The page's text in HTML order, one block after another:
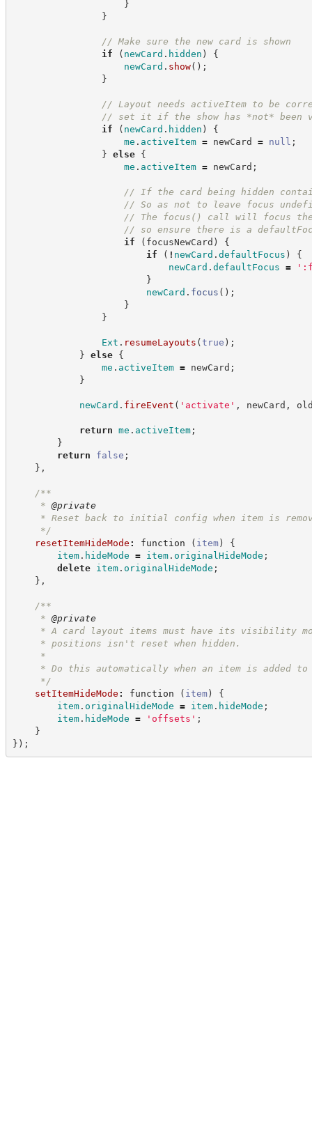
}
}
// Make sure the new card is shown
if
( newCard . hidden )
{
newCard . show( ) ;
}
// Layout needs activeItem to be
// set it if the show has *not* been
if
( newCard . hidden )
{
me . activeItem = newCard = null ;
}
else {
me . activeItem = newCard ;
// If the card being hidden
// So as not to leave focus
// The focus() call will focus
// so ensure there is a
if
( focusNewCard )
{
if
( ! newCard .defaultFocus )
{
newCard .defaultFocus = '
}
newCard . focus ( ) ;
}
}
Ext . resumeLayouts (true ) ;
}
else {
me . activeItem = newCard ;
}
newCard . fireEvent ( ' activate ' , newCard ,
return me . activeItem ;
}
return
false ;
} ,
/**
* @private
* Reset back to initial config when item is
*/
resetItemHideMode : function ( item)
{
item . hideMode = item . originalHideMode ;
delete item . originalHideMode ;
} ,
/**
* @private
* A card layout items must have its visibility
* positions isn't reset when hidden.
*
* Do this automatically when an item is added to
*/
setItemHideMode : function ( item)
{
item . originalHideMode = item . hideMode ;
item . hideMode = ' offsets ' ;
}
} ) ;